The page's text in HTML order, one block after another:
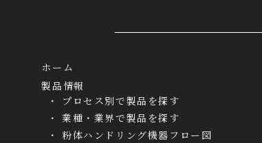
ホーム
製品情報
プロセス別で製品を探す
業種・業界で製品を探す
粉体ハンドリング機器フロー図